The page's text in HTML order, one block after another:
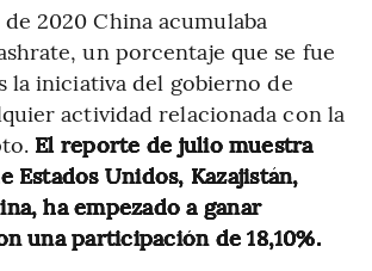
2020 China acumulaba
un porcentaje que se fue
la iniciativa del gobierno de
actividad relacionada con la
El reporte de julio muestra
Estados Unidos, Kazajistán,
ha empezado a ganar
una participación de 18,10%.